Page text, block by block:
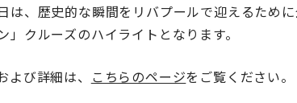
は、歴史的な瞬間をリバプールで迎えるため
」クルーズのハイライトとなります。
よび詳細は、 こちらのページをご覧ください。